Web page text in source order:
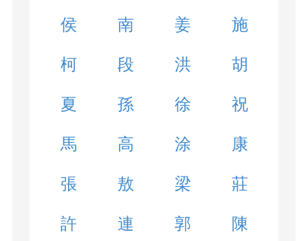
侯 南 姜 施
柯 段 洪 胡
夏 孫 徐 祝
馬 高 涂 康
張 敖 梁 莊
許 連 郭 陳